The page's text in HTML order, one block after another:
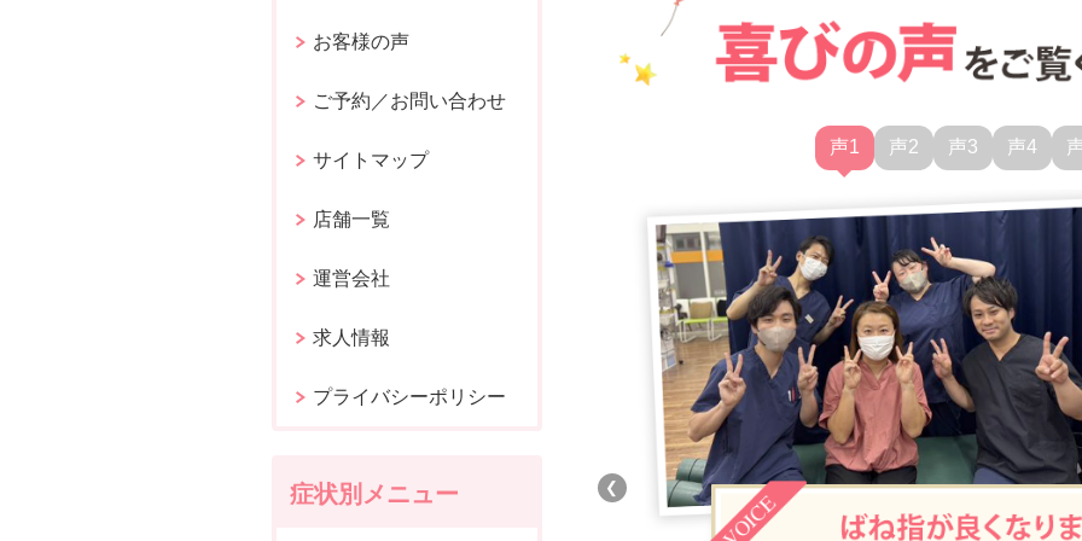
声1 声2 声3 声4
❮
お客様の声
ご予約／お問い合わせ
サイトマップ
店舗一覧
運営会社
求人情報
プライバシーポリシー
症状別メニュー